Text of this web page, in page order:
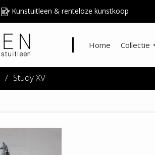
Kunstuitleen & renteloze kunstkoop
Home Collectie
/ Study XV